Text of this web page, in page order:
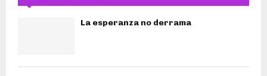
La esperanza no derrama